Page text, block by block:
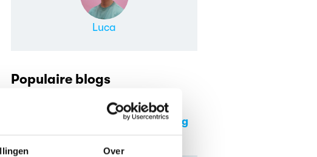
Over
Luca
Populaire blogs
Stelling: leraren
verdienen te weinig